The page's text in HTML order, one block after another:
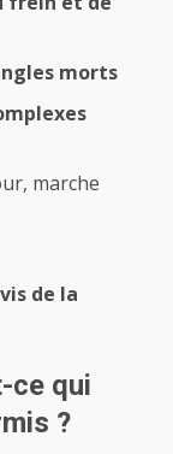
morts
marche
de la
ce qui
?